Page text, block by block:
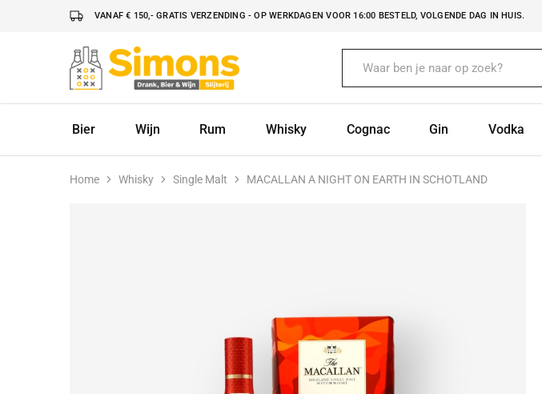
VANAF € 150,- GRATIS VERZENDING - OP WERKDAGEN VOOR 16:00 BESTELD, VOLGENDE DAG IN HUIS.
Simonsdrank.nl
Drank,
Bier
Bier
Wijn Rum Whisky Cognac Gin Vodka
Home Whisky Single Malt MACALLAN A NIGHT ON EARTH IN SCHOTLAND